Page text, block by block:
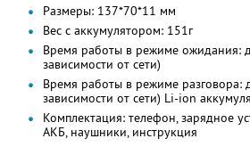
Размеры: 137*70*11 мм
Вес с аккумулятором: 151г
Время работы в режиме ожидания:
зависимости от сети)
Время работы в режиме разговора:
зависимости от сети) Li-ion
Комплектация: телефон, зарядное
АКБ, наушники, инструкция